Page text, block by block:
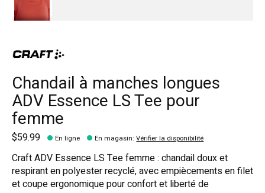
Chandail à manches longues
ADV Essence LS Tee pour
femme
$59.99 En ligne En magasin:Vérifier la disponibilité
Craft ADV Essence LS Tee femme : chandail doux et
respirant en polyester recyclé, avec empiècements en filet
et coupe ergonomique pour confort et liberté de